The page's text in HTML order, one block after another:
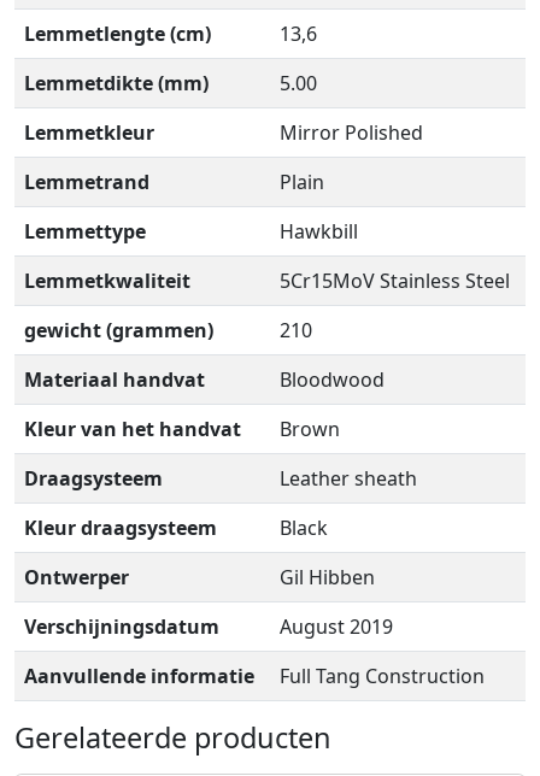
Lemmetlengte (cm)
13,6
Lemmetdikte (mm)
5.00
Lemmetkleur
Mirror Polished
Lemmetrand
Plain
Lemmettype
Hawkbill
Lemmetkwaliteit
5Cr15MoV Stainless Steel
gewicht (grammen)
210
Materiaal handvat
Bloodwood
Kleur van het handvat
Brown
Draagsysteem
Leather sheath
Kleur draagsysteem
Black
Ontwerper
Gil Hibben
Verschijningsdatum
August 2019
Aanvullende informatie
Full Tang Construction
Gerelateerde producten